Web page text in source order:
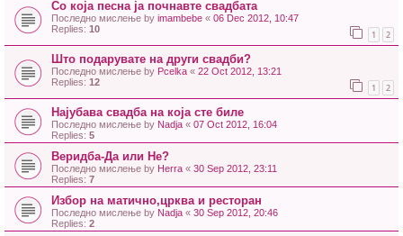
Со која песна ја почнавте свадбата
Последно мислење by imambebe « 06 Dec 2012, 10:47
Replies: 10 1 2
Што подарувате на други свадби?
Последно мислење by Pcelka « 22 Oct 2012, 13:21
Replies: 12 1 2
Најубава свадба на која сте биле
Последно мислење by Nadja « 07 Oct 2012, 16:04
Replies: 5
Веридба-Да или Не?
Последно мислење by Herra « 30 Sep 2012, 23:11
Replies: 7
Избор на матично,црква и ресторан
Последно мислење by Nadja « 30 Sep 2012, 20:46
Replies: 2